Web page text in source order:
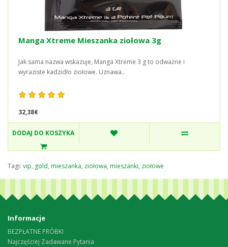
Manga Xtreme Mieszanka ziołowa 3g
Jak sama nazwa wskazuje, Manga Xtreme 3 g to odważne i
wyraziste kadzidło ziołowe. Uznawa..
32,38€
DODAJ DO KOSZYKA
Tagi: vip, gold, mieszanka, ziołowa, mieszanki, ziołowe
Informacje
BEZPŁATNE PRÓBKI
Najczęściej Zadawane Pytania